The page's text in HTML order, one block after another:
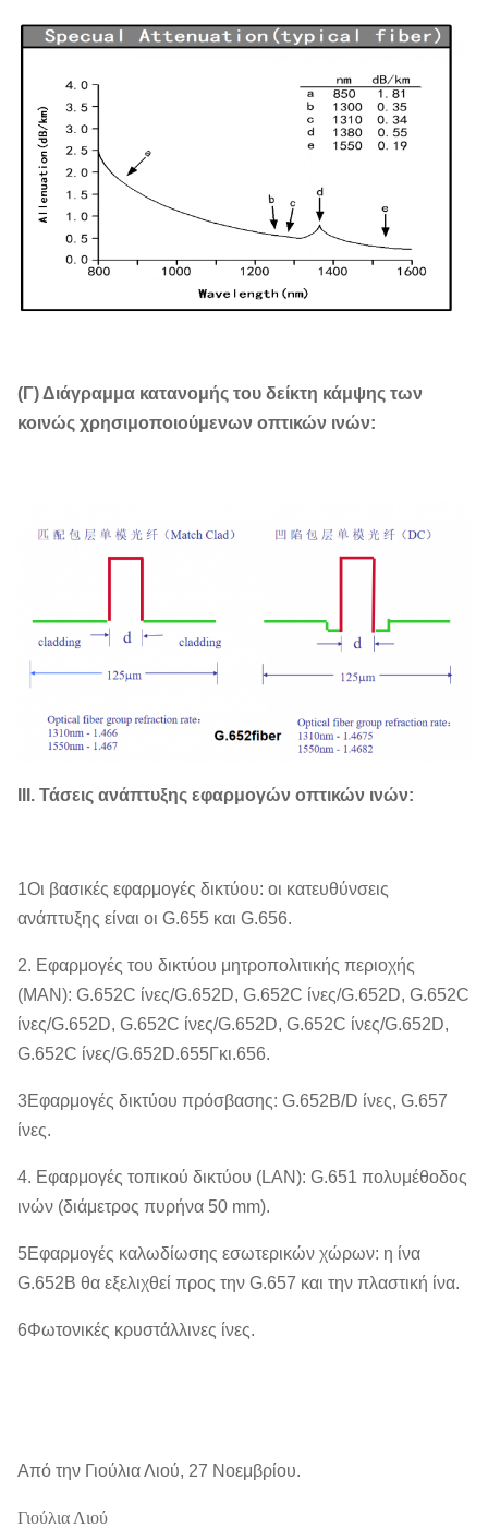
(Γ) Διάγραμμα κατανομής του δείκτη κάμψης των
κοινώς χρησιμοποιούμενων οπτικών ινών:
ΙΙΙ. Τάσεις ανάπτυξης εφαρμογών οπτικών ινών:
1Οι βασικές εφαρμογές δικτύου: οι κατευθύνσεις
ανάπτυξης είναι οι G.655 και G.656.
2. Εφαρμογές του δικτύου μητροπολιτικής περιοχής
(MAN): G.652C ίνες/G.652D, G.652C ίνες/G.652D, G.652C
ίνες/G.652D, G.652C ίνες/G.652D, G.652C ίνες/G.652D,
G.652C ίνες/G.652D.655Γκι.656.
3Εφαρμογές δικτύου πρόσβασης: G.652B/D ίνες, G.657
ίνες.
4. Εφαρμογές τοπικού δικτύου (LAN): G.651 πολυμέθοδος
ινών (διάμετρος πυρήνα 50 mm).
5Εφαρμογές καλωδίωσης εσωτερικών χώρων: η ίνα
G.652B θα εξελιχθεί προς την G.657 και την πλαστική ίνα.
6Φωτονικές κρυστάλλινες ίνες.
Από την Γιούλια Λιού, 27 Νοεμβρίου.
Γιούλια Λιού